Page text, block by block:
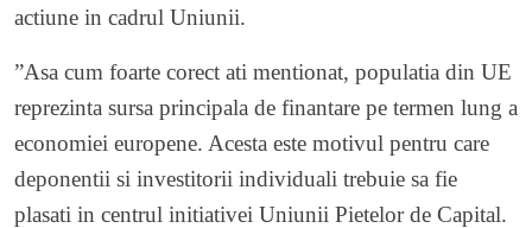
actiune in cadrul Uniunii.
”Asa cum foarte corect ati mentionat, populatia din UE
reprezinta sursa principala de finantare pe termen lung a
economiei europene. Acesta este motivul pentru care
deponentii si investitorii individuali trebuie sa fie
plasati in centrul initiativei Uniunii Pietelor de Capital.